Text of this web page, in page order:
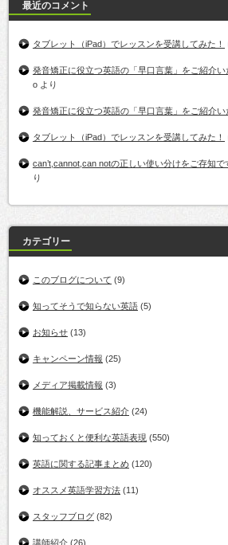
最近のコメント
タブレット（iPad）でレッスンを受講してみた！
発音矯正に役立つ英語の「早口言葉」をご紹介い
o より
発音矯正に役立つ英語の「早口言葉」をご紹介い
タブレット（iPad）でレッスンを受講してみた！
can’t,cannot,can notの正しい使い分けをご存知で
り
カテゴリー
このブログについて (9)
知ってそうで知らない英語 (5)
お知らせ (13)
キャンペーン情報 (25)
メディア掲載情報 (3)
機能解説、サービス紹介 (24)
知っておくと便利な英語表現 (550)
英語に関する記事まとめ (120)
オススメ英語学習方法 (11)
スタッフブログ (82)
講師紹介 (26)